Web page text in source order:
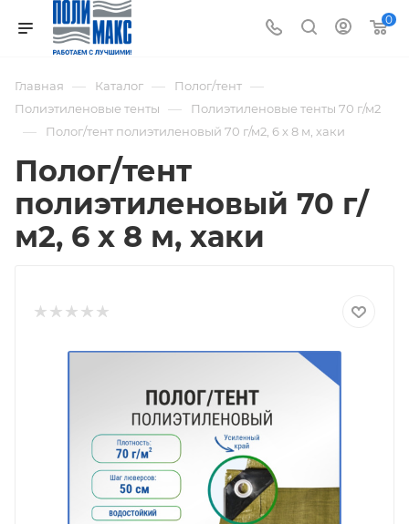
0
Главная — Каталог — Полог/тент —
Полиэтиленовые тенты — Полиэтиленовые тенты 70 г/м2
— Полог/тент полиэтиленовый 70 г/м2, 6 х 8 м, хаки
Полог/тент
полиэтиленовый 70 г/
м2, 6 х 8 м, хаки